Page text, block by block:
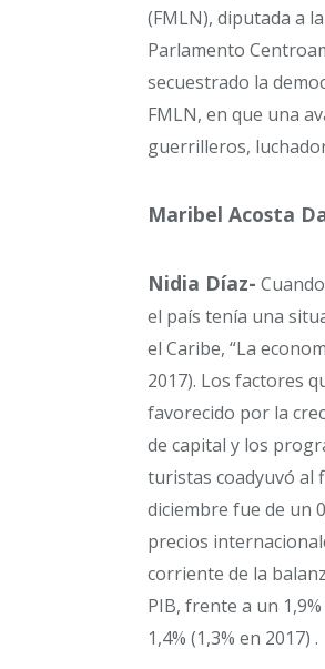
(FMLN), diputada a
Parlamento
secuestrado la
FMLN, en que una
guerrilleros,
Maribel Acosta
Nidia Díaz-
el país tenía una
el Caribe, “La
2017). Los factores
favorecido por la
de capital y los
turistas coadyuvó al
diciembre fue de un
precios
corriente de la
PIB, frente a un
1,4% (1,3% en 2017) .